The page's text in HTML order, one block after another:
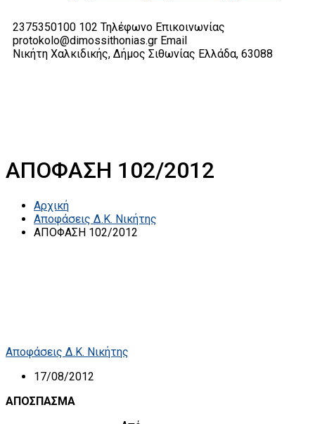
2375350100 102 Τηλέφωνο Επικοινωνίας
protokolo@dimossithonias.gr Email
Νικήτη Χαλκιδικής, Δήμος Σιθωνίας Ελλάδα, 63088
ΑΠΟΦΑΣΗ 102/2012
Αρχική
Αποφάσεις Δ.Κ. Νικήτης
ΑΠΟΦΑΣΗ 102/2012
Αποφάσεις Δ.Κ. Νικήτης
17/08/2012
ΑΠΟΣΠΑΣΜΑ